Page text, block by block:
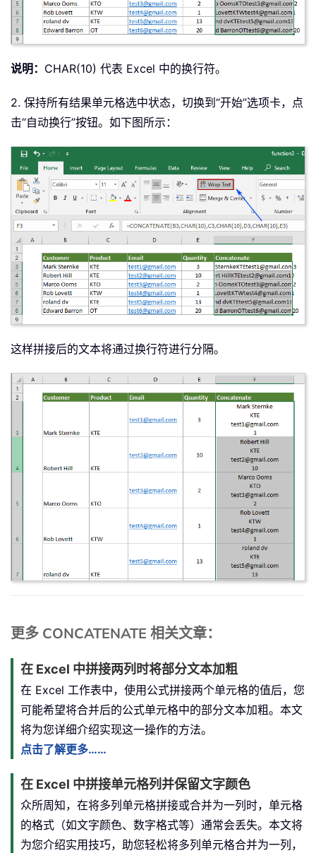
说明： CHAR(10) 代表 Excel 中的换行符。
2. 保持所有结果单元格选中状态，切换到“开始”选项卡，点
击“自动换行”按钮。如下图所示：
这样拼接后的文本将通过换行符进行分隔。
更多 CONCATENATE 相关文章：
在 Excel 中拼接两列时将部分文本加粗
在 Excel 工作表中，使用公式拼接两个单元格的值后，您
可能希望将合并后的公式单元格中的部分文本加粗。本文
将为您详细介绍实现这一操作的方法。
点击了解更多……
在 Excel 中拼接单元格列并保留文字颜色
众所周知，在将多列单元格拼接或合并为一列时，单元格
的格式（如文字颜色、数字格式等）通常会丢失。本文将
为您介绍实用技巧，助您轻松将多列单元格合并为一列，